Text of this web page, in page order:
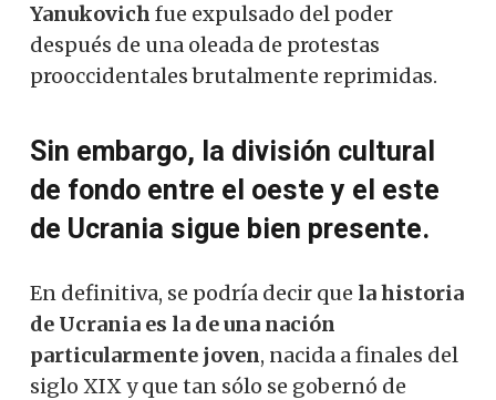
Yanukovich fue expulsado del poder
después de una oleada de protestas
prooccidentales brutalmente reprimidas.
Sin embargo, la división cultural
de fondo entre el oeste y el este
de Ucrania sigue bien presente.
En definitiva, se podría decir que la historia
de Ucrania es la de una nación
particularmente joven, nacida a finales del
siglo XIX y que tan sólo se gobernó de